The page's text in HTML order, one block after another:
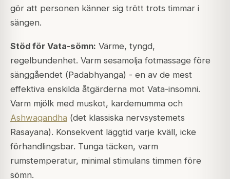
gör att personen känner sig trött trots timmar i
sängen.
Stöd för Vata-sömn: Värme, tyngd,
regelbundenhet. Varm sesamolja fotmassage före
sänggåendet (Padabhyanga) - en av de mest
effektiva enskilda åtgärderna mot Vata-insomni.
Varm mjölk med muskot, kardemumma och
Ashwagandha (det klassiska nervsystemets
Rasayana). Konsekvent läggtid varje kväll, icke
förhandlingsbar. Tunga täcken, varm
rumstemperatur, minimal stimulans timmen före
sömn.